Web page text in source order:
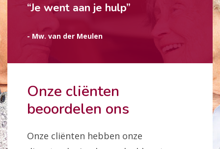
Onze cliënten
beoordelen ons
Onze cliënten hebben onze
“Je went aan je hulp”
- Mw. van der Meulen